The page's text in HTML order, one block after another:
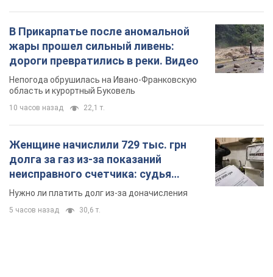
В Прикарпатье после аномальной
жары прошел сильный ливень:
дороги превратились в реки. Видео
Непогода обрушилась на Ивано-Франковскую
область и курортный Буковель
10 часов назад 22,1 т.
Женщине начислили 729 тыс. грн
долга за газ из-за показаний
неисправного счетчика: судья
вынес неожиданное решение
Нужно ли платить долг из-за доначисления
5 часов назад 30,6 т.